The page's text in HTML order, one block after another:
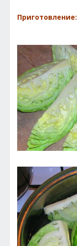
Приготовление: